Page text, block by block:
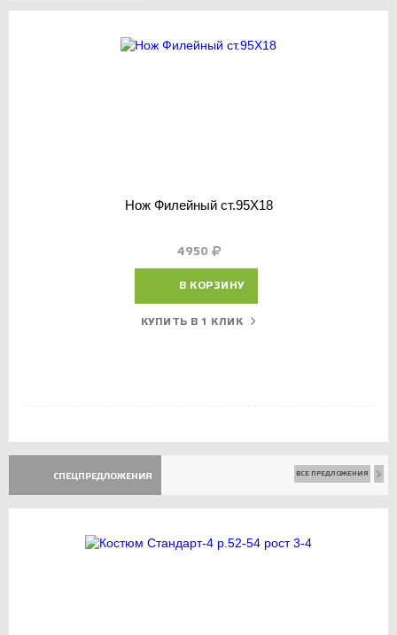
Нож Филейный ст.95Х18
4950
В КОРЗИНУ
КУПИТЬ В 1 КЛИК
СПЕЦПРЕДЛОЖЕНИЯ ВСЕ ПРЕДЛОЖЕНИЯ